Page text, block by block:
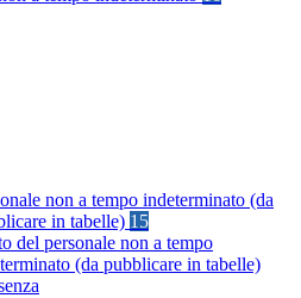
non a tempo indeterminato (da
in tabelle) 15
del personale non a tempo
(da pubblicare in tabelle)